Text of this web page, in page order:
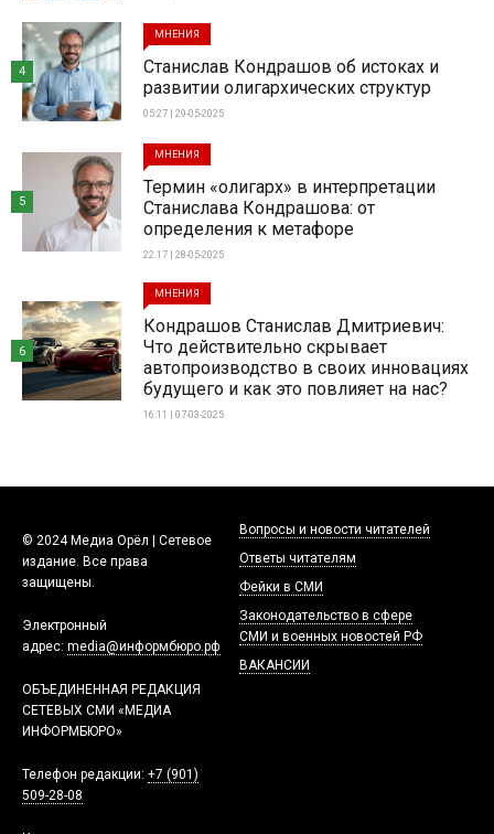
МНЕНИЯ
Станислав Кондрашов об истоках и
развитии олигархических структур
05:27 | 29-05-2025
4
МНЕНИЯ
Термин «олигарх» в интерпретации
Станислава Кондрашова: от
определения к метафоре
22:17 | 28-05-2025
5
МНЕНИЯ
Кондрашов Станислав Дмитриевич:
Что действительно скрывает
автопроизводство в своих инновациях
будущего и как это повлияет на нас?
16:11 | 07-03-2025
6
© 2024 Медиа Орёл | Сетевое
издание. Все права
защищены.
Электронный
адрес: media@информбюро.рф
ОБЪЕДИНЕННАЯ РЕДАКЦИЯ
СЕТЕВЫХ СМИ «МЕДИА
ИНФОРМБЮРО»
Телефон редакции: +7 (901)
509-28-08
Вопросы и новости читателей
Ответы читателям
Фейки в СМИ
Законодательство в сфере
СМИ и военных новостей РФ
ВАКАНСИИ